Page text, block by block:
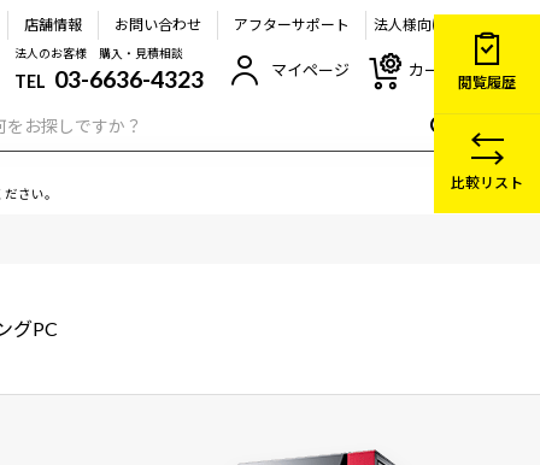
店舗情報 お問い合わせ アフターサポート 法人様向け
法人のお客様 購入・見積相談
TEL 03-6636-4323 マイページ カート
さい。
グPC
閲覧履歴
比較リスト